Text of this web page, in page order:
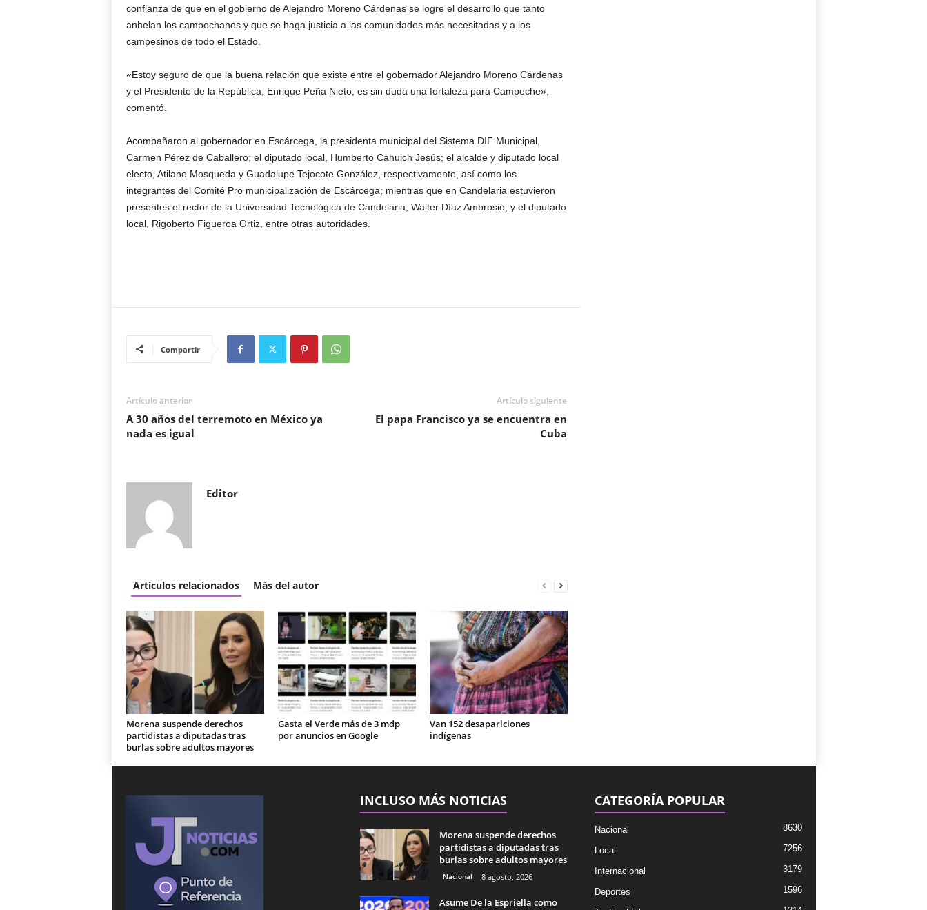
confianza de que en el gobierno de Alejandro Moreno Cárdenas se logre el desarrollo que tanto
anhelan los campechanos y que se haga justicia a las comunidades más necesitadas y a los
campesinos de todo el Estado.
«Estoy seguro de que la buena relación que existe entre el gobernador Alejandro Moreno Cárdenas
y el Presidente de la República, Enrique Peña Nieto, es sin duda una fortaleza para Campeche»,
comentó.
Acompañaron al gobernador en Escárcega, la presidenta municipal del Sistema DIF Municipal,
Carmen Pérez de Caballero; el diputado local, Humberto Cahuich Jesús; el alcalde y diputado local
electo, Atilano Mosqueda y Guadalupe Tejocote González, respectivamente, así como los
integrantes del Comité Pro municipalización de Escárcega; mientras que en Candelaria estuvieron
presentes el rector de la Universidad Tecnológica de Candelaria, Walter Díaz Ambrosio, y el diputado
local, Rigoberto Figueroa Ortiz, entre otras autoridades.
Compartir
Artículo anterior
A 30 años del terremoto en México ya
nada es igual
Artículo siguiente
El papa Francisco ya se encuentra en
Cuba
Editor
Artículos relacionados Más del autor
Morena suspende derechos
partidistas a diputadas tras
burlas sobre adultos mayores
Gasta el Verde más de 3 mdp
por anuncios en Google
Van 152 desapariciones
indígenas
INCLUSO MÁS NOTICIAS
Morena suspende derechos
partidistas a diputadas tras
burlas sobre adultos mayores
Nacional 8 agosto, 2026
Asume De la Espriella como
CATEGORÍA POPULAR
Nacional 8630
Local 7256
Internacional 3179
Deportes 1596